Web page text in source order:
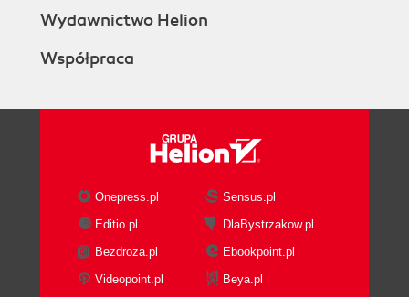
Wydawnictwo Helion
Współpraca
Onepress.pl
Sensus.pl
Editio.pl
DlaBystrzakow.pl
Bezdroza.pl
Ebookpoint.pl
Videopoint.pl
Beya.pl